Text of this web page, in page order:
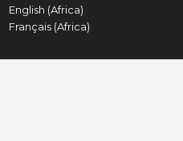
English (Africa)
Français (Africa)